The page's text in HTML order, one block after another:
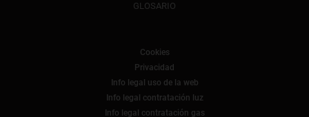
GLOSARIO
Cookies
Privacidad
Info legal uso de la web
Info legal contratación luz
Info legal contratación gas